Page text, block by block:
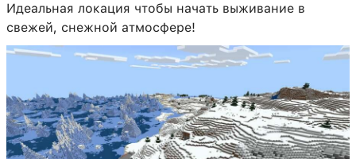
Идеальная локация чтобы начать выживание в
свежей, снежной атмосфере!